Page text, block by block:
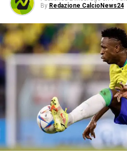
By Redazione CalcioNews24